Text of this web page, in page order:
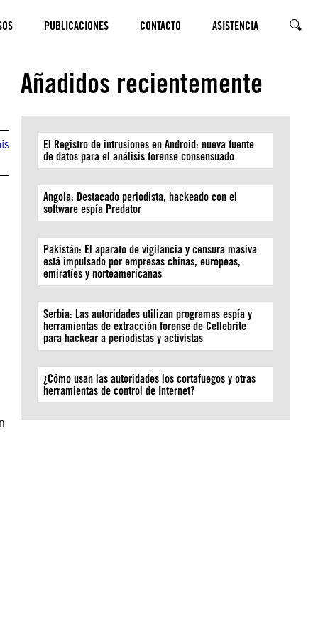
PUBLICACIONES CONTACTO ASISTENCIA
Añadidos recientemente
El Registro de intrusiones en Android: nueva fuente
de datos para el análisis forense consensuado
Angola: Destacado periodista, hackeado con el
software espía Predator
Pakistán: El aparato de vigilancia y censura masiva
está impulsado por empresas chinas, europeas,
emiratíes y norteamericanas
Serbia: Las autoridades utilizan programas espía y
herramientas de extracción forense de Cellebrite
para hackear a periodistas y activistas
¿Cómo usan las autoridades los cortafuegos y otras
herramientas de control de Internet?